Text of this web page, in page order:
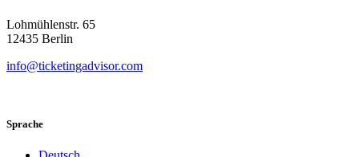
Lohmühlenstr. 65
12435 Berlin
info@ticketingadvisor.com
Sprache